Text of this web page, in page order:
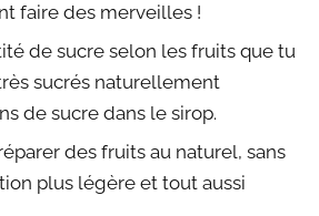
faire des merveilles !
de sucre selon les fruits que tu
sucrés naturellement
de sucre dans le sirop.
des fruits au naturel, sans
plus légère et tout aussi